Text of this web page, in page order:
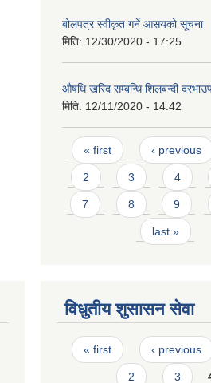
बोलपत्र स्वीकृत गर्ने आसयको सूचना
मिति: 12/30/2020 - 17:25
औषधि खरिद सम्बन्धि शिलबन्दी
मिति: 12/11/2020 - 14:42
Pages
« first ‹ previous
2 3 4
7 8 9
last »
विधुतीय शुसासन सेवा
Pages
« first ‹ previous
2 3